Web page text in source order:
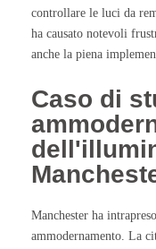
controllare le luci da
ha causato notevoli
anche la piena
Caso di
Manchester ha
ammodernamento. La